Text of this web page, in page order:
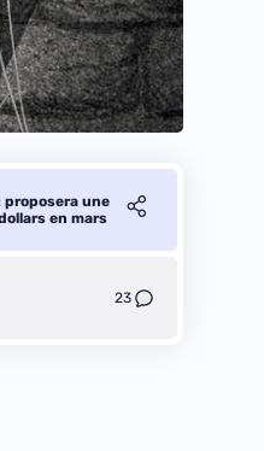
proposera une
en mars
23